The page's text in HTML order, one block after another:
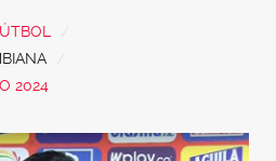
2024